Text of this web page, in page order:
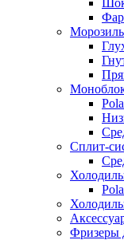
Сплит-
Фризеры